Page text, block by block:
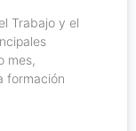
Trabajo y el
mes,
formación